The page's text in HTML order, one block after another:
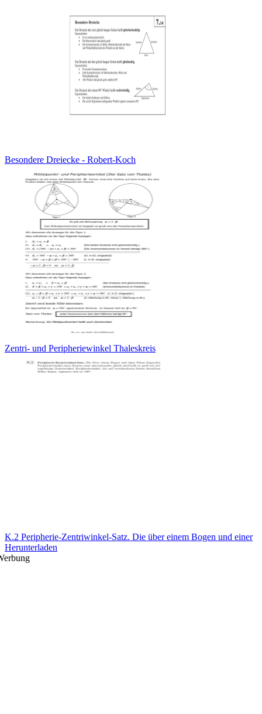
Besondere Dreiecke - Robert-Koch
Zentri- und Peripheriewinkel Thaleskreis
K.2 Peripherie-Zentriwinkel-Satz. Die über einem Bogen und einer
Herunterladen